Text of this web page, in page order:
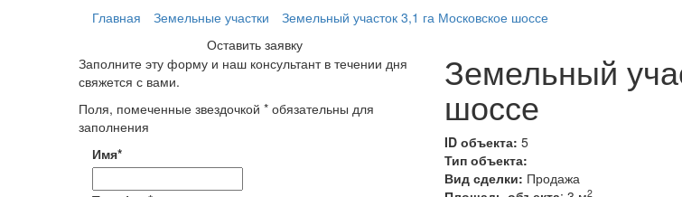
Главная
Земельные участки Земельный участок 3,1 га Московское шоссе
Земельный
шоссе
ID объекта: 5
Тип объекта:
Вид сделки: Продажа
2
Оставить заявку
Заполните эту форму и наш консультант в течении дня
свяжется с вами.
Поля, помеченные звездочкой * обязательны для
заполнения
Имя*